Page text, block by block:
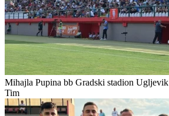
Mihajla Pupina bb Gradski stadion Ugljevik
Tim